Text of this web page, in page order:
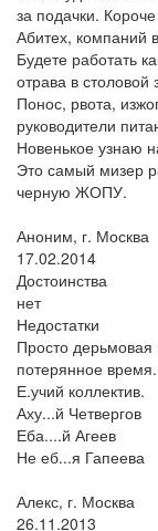
за подачки.
Абитех, компаний
Будете работать
отрава в столовой
Понос, рвота,
руководители
Новенькое узнаю
Это самый мизер
черную ЖОПУ.
Аноним, г. Москва
17.02.2014
Достоинства
нет
Недостатки
Просто
потерянное время.
Е.учий коллектив.
Аху...й Четвергов
Еба....й Агеев
Не еб...я Гапеева
Алекс, г. Москва
26.11.2013